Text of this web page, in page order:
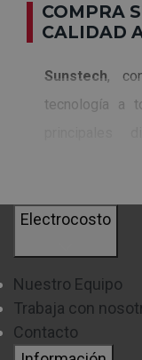
COMPRA
CALIDAD
Sunstech,
tecnología a
consumo en
de productos
generación,
¿QUÉ
En la
Electrocosto
Nuestro Equipo
Trabaja con
Contacto